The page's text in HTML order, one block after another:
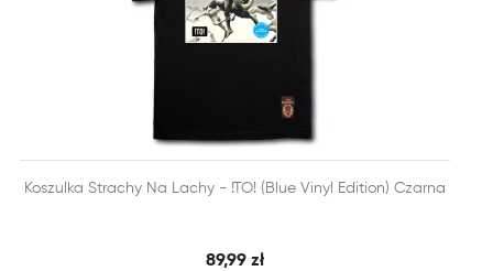
DODAJ DO KOSZYKA SZYBKI PODGLĄD
Koszulka Strachy Na Lachy - !TO! (Blue Vinyl Edition) Czarna
89,99 zł